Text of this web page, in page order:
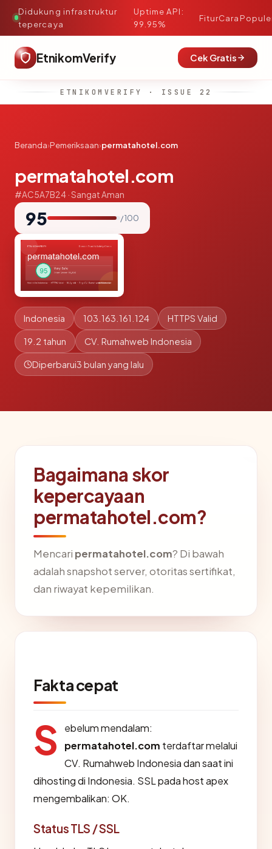
Didukung infrastruktur
tepercaya
·
Uptime API:
99.95%
FiturCara
EtnikomVerify Cek Gratis
ETNIKOMVERIFY · ISSUE 22
Beranda›Pemeriksaan›permatahotel.com
permatahotel.com
#AC5A7B24 · Sangat Aman
95 / 100
Indonesia 103.163.161.124 HTTPS Valid
19.2 tahun CV. Rumahweb Indonesia
Diperbarui3 bulan yang lalu
Bagaimana skor
kepercayaan
permatahotel.com?
Mencari permatahotel.com? Di bawah
adalah snapshot server, otoritas sertifikat,
dan riwayat kepemilikan.
Fakta cepat
S
ebelum mendalam:
permatahotel.com terdaftar melalui
CV. Rumahweb Indonesia dan saat ini
dihosting di Indonesia. SSL pada host apex
mengembalikan: OK.
Status TLS / SSL